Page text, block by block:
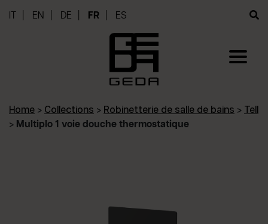
EN DE FR ES
Home > Collections > Robinetterie de salle de bains > Tell
> Multiplo 1 voie douche thermostatique